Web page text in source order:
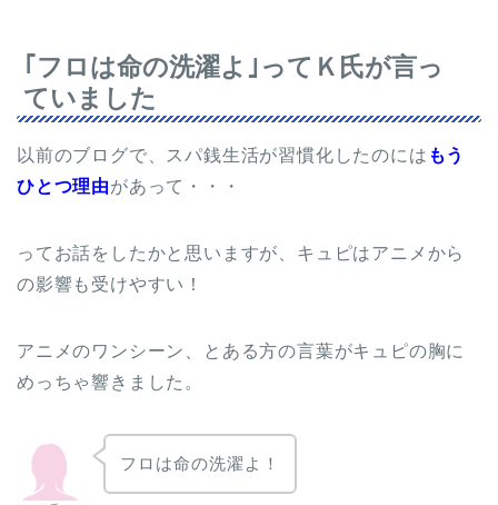
｢フロは命の洗濯よ｣ってＫ氏が言っ
ていました
以前のブログで、スパ銭生活が習慣化したのには もう
ひとつ理由があって・・・
ってお話をしたかと思いますが、キュピはアニメから
の影響も受けやすい！
アニメのワンシーン、とある方の言葉がキュピの胸に
めっちゃ響きました。
フロは命の洗濯よ！